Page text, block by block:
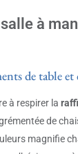
à
de table et
à respirer la
de
magnifie